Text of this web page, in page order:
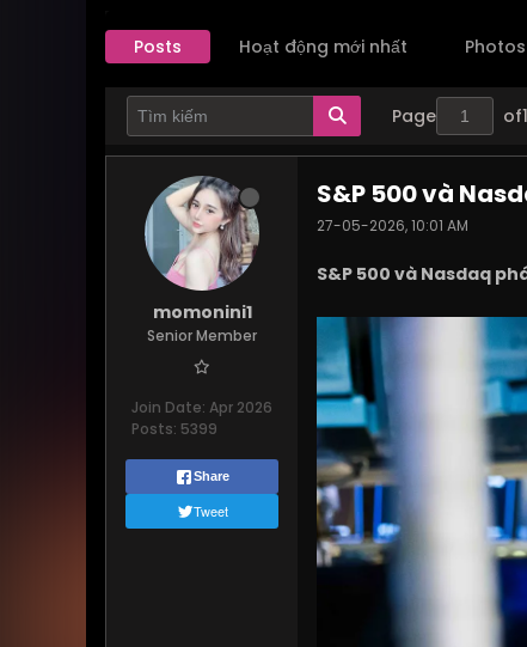
Posts Hoạt động mới nhất Photos
Page of1
momonini1
Senior Member
Join Date: Apr 2026
Posts: 5399
Share
Tweet
S&P 500 và
27-05-2026, 10:01 AM
S&P 500 và Nasdaq